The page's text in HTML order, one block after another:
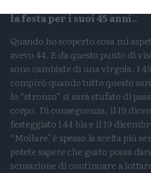
la festa per i suoi 45 anni..
Quando ho scoperto cosa mi
avevo 44. E da questo punto di
sono cambiate di una virgola. I
compirò quando tutto questo
lo “stronzo” si sarà stufato di
corpo. Di conseguenza, il 19
festeggiato i 44 bis e il 19
“Mollare" è spesso la scelta più
potete sapere che gusto possa
sensazione di continuare a